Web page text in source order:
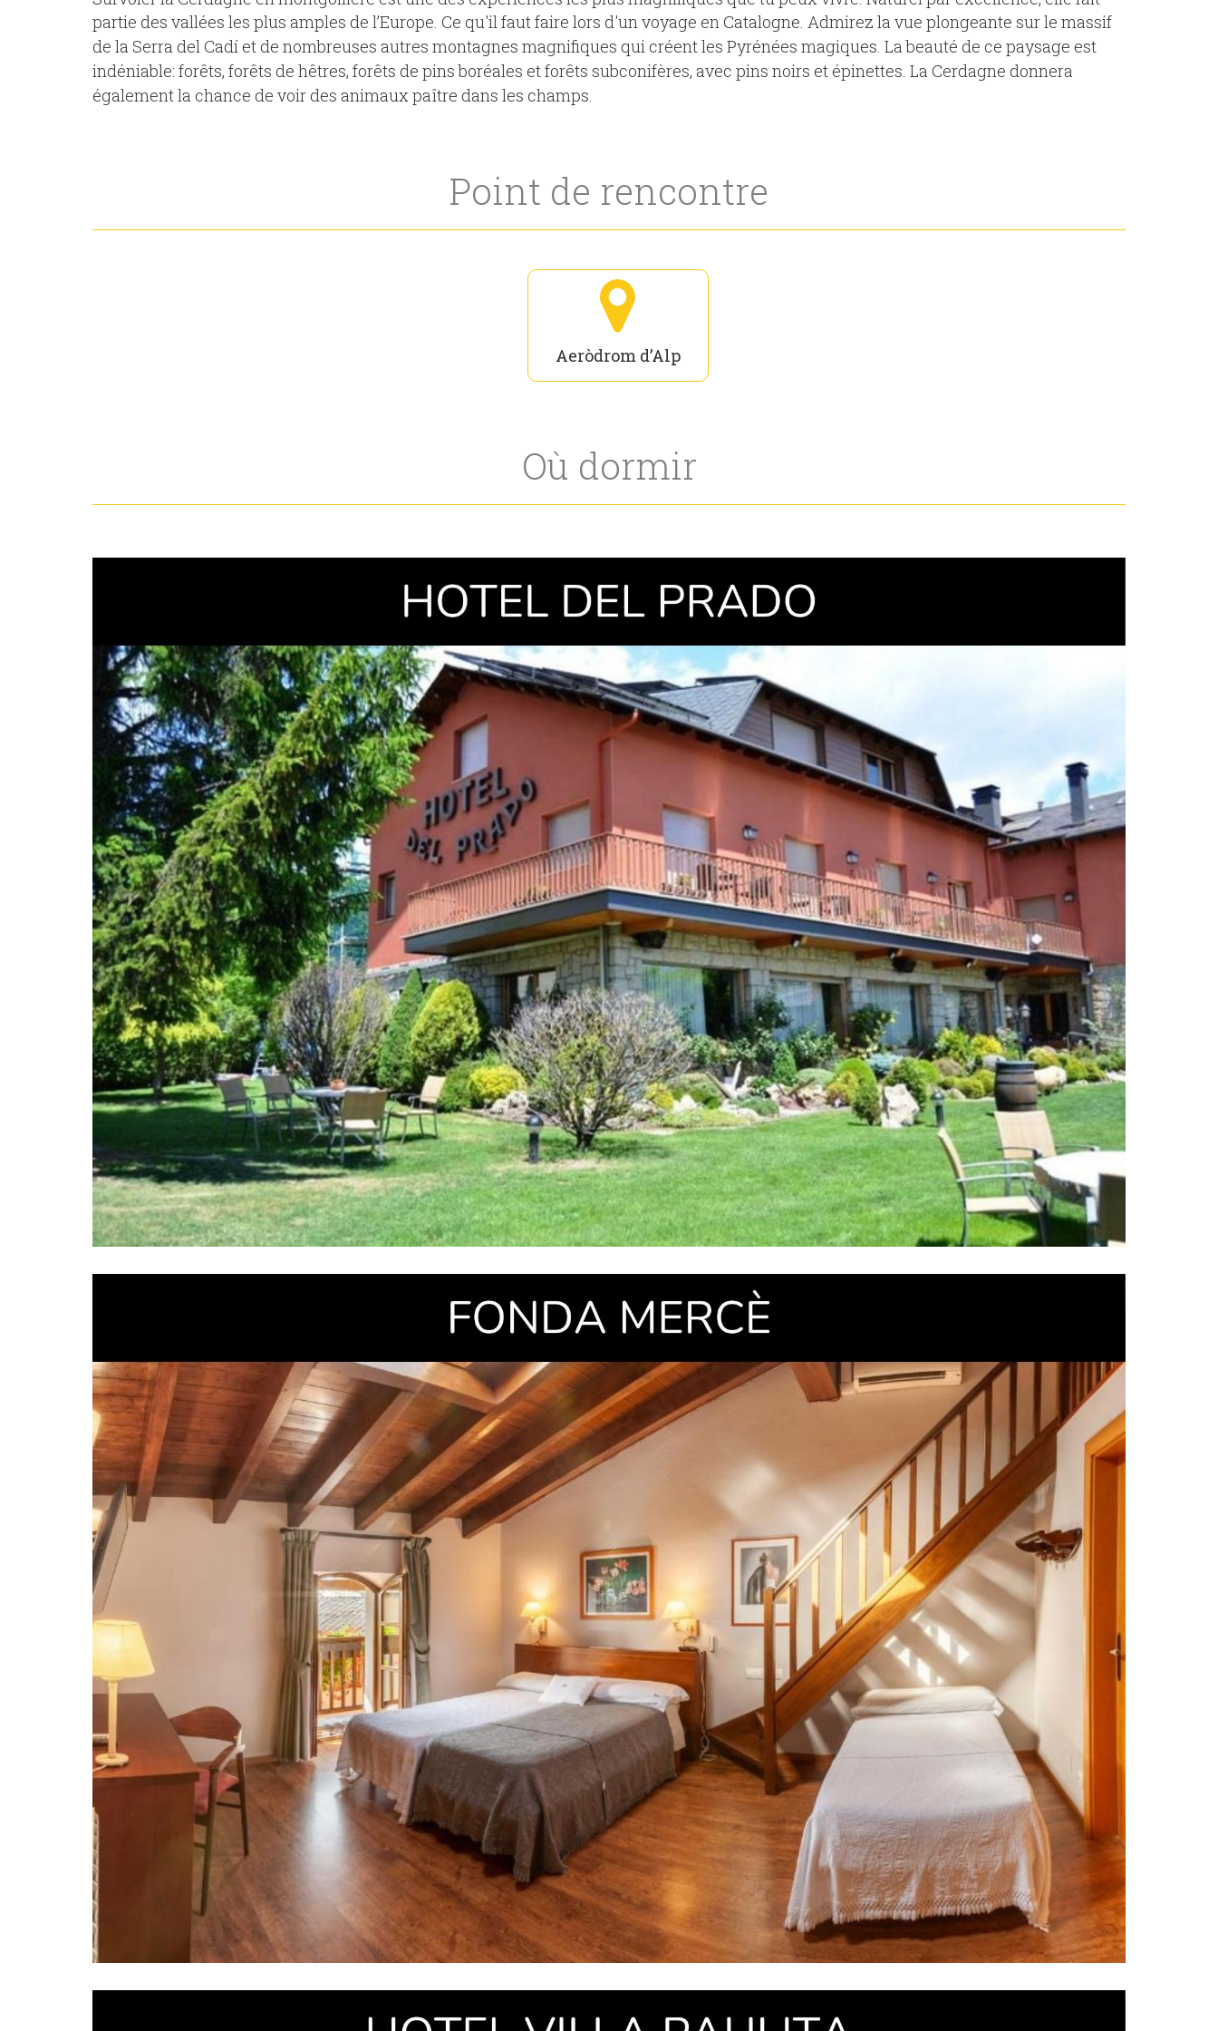
partie des vallées les plus amples de l’Europe. Ce qu'il faut faire lors d'un voyage en Catalogne. Admirez la vue plongeante sur le massif
de la Serra del Cadí et de nombreuses autres montagnes magnifiques qui créent les Pyrénées magiques. La beauté de ce paysage est
indéniable: forêts, forêts de hêtres, forêts de pins boréales et forêts subconifères, avec pins noirs et épinettes. La Cerdagne donnera
également la chance de voir des animaux paître dans les champs.
Point de rencontre
Aeròdrom d’Alp
Où dormir